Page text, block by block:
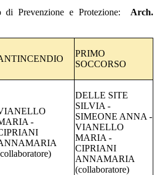
di Prevenzione e Protezione: Arch.
PRIMO
SOCCORSO
-
DELLE SITE
SILVIA -
SIMEONE ANNA -
VIANELLO
MARIA -
CIPRIANI
ANNAMARIA
(collaboratore)